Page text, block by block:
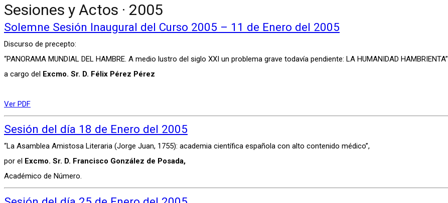
Sesiones y Actos · 2005
Solemne Sesión Inaugural del Curso 2005 – 11 de Enero del 2005
Discurso de precepto:
“PANORAMA MUNDIAL DEL HAMBRE. A medio lustro del siglo XXI un problema grave todavía pendiente: LA HUMANIDAD HAMBRIENTA”
a cargo del Excmo. Sr. D. Félix Pérez Pérez
Ver PDF
Sesión del día 18 de Enero del 2005
“La Asamblea Amistosa Literaria (Jorge Juan, 1755): academia científica española con alto contenido médico”,
por el Excmo. Sr. D. Francisco González de Posada,
Académico de Número.